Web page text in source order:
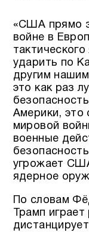
«США прямо
войне в
ударить по
другим
это как раз
Америки, это
мировой
военные
угрожает
ядерное
По словам
Трамп